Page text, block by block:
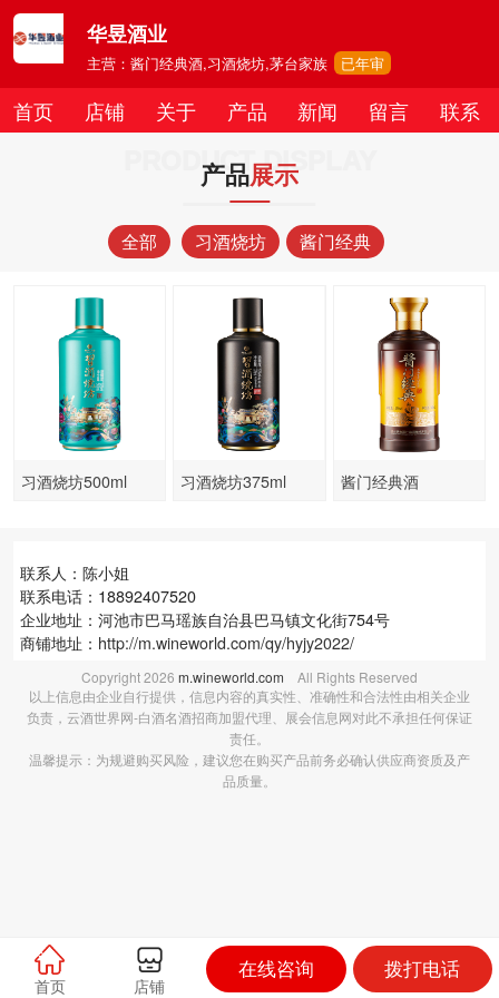
华昱酒业
主营：酱门经典酒,习酒烧坊,茅台家族 已年审
首页 店铺 关于 产品 新闻 留言 联系
PRODUCT DISPLAY
产品展示
全部 习酒烧坊 酱门经典
习酒烧坊500ml 习酒烧坊375ml 酱门经典酒
联系人：陈小姐
联系电话：18892407520
企业地址：河池市巴马瑶族自治县巴马镇文化街754号
商铺地址： http://m.wineworld.com/qy/hyjy2022/
Copyright2026 m.wineworld.com All Rights Reserved
以上信息由企业自行提供，信息内容的真实性、准确性和合法性由相关企业
负责，云酒世界网-白酒名酒招商加盟代理、展会信息网对此不承担任何保证
责任。
温馨提示：为规避购买风险，建议您在购买产品前务必确认供应商资质及产
品质量。
首页 店铺
在线咨询 拨打电话